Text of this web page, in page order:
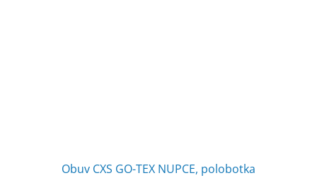
Obuv CXS GO-TEX NUPCE, polobotka